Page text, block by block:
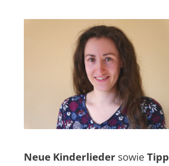
Neue Kinderlieder sowie